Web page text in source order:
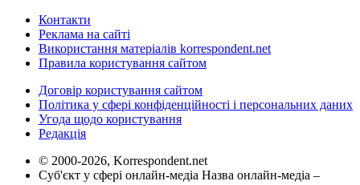
Контакти
Реклама на сайті
Використання матеріалів korrespondent.net
Правила користування сайтом
Договір користування сайтом
Політика у сфері конфіденційності і персональних даних
Угода щодо користування
Редакція
© 2000-2026, Korrespondent.net
Суб'єкт у сфері онлайн-медіа Назва онлайн-медіа –